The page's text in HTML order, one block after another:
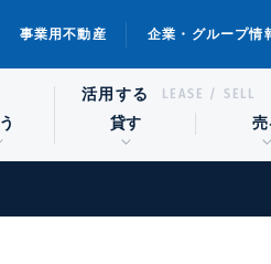
事業用不動産 企業・グループ情
活用する LEASE / SELL
貸す 売